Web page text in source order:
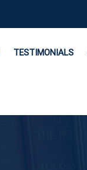
TESTIMONIALS